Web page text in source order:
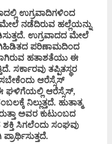
ಉಗ್ರವಾದಿಗಳಿಂದ
ನಡೆದಿರುವ ಹಲ್ಲೆಯನ್ನು
ಉಗ್ರವಾದದ ಮೇಲೆ
ಪರಿಣಾಮದಿಂದ
ಹತಾಶತೆಯು ಈ
ಸರ್ಕಾರವು ತಪ್ಪಿತಸ್ಥರ
ಆರೆಸ್ಸೆಸ್
ಘಳಿಗೆಯಲ್ಲಿ ಆರೆಸ್ಸೆಸ್,
ನಿಲ್ಲುತ್ತದೆ. ಹುತಾತ್ಮ
ಅವರ ಕುಟುಂಬದ
‌ಸಿಗಲೆಂದು‌ ಸಂಘವು